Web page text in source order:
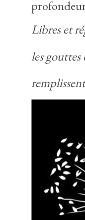
Libres et
les gouttes